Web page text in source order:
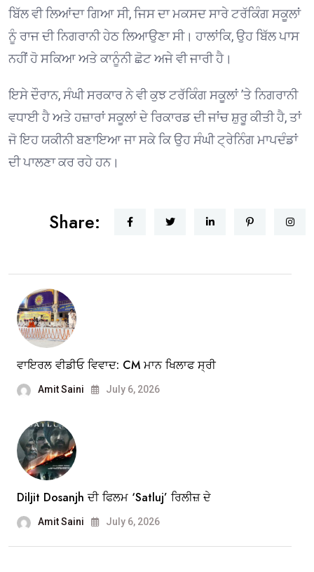
ਬਿੱਲ ਵੀ ਲਿਆਂਦਾ ਗਿਆ ਸੀ, ਜਿਸ ਦਾ ਮਕਸਦ ਸਾਰੇ ਟਰੱਕਿੰਗ ਸਕੂਲਾਂ
ਨੂੰ ਰਾਜ ਦੀ ਨਿਗਰਾਨੀ ਹੇਠ ਲਿਆਉਣਾ ਸੀ। ਹਾਲਾਂਕਿ, ਉਹ ਬਿੱਲ ਪਾਸ
ਨਹੀਂ ਹੋ ਸਕਿਆ ਅਤੇ ਕਾਨੂੰਨੀ ਛੋਟ ਅਜੇ ਵੀ ਜਾਰੀ ਹੈ।
ਇਸੇ ਦੌਰਾਨ, ਸੰਘੀ ਸਰਕਾਰ ਨੇ ਵੀ ਕੁਝ ਟਰੱਕਿੰਗ ਸਕੂਲਾਂ ’ਤੇ ਨਿਗਰਾਨੀ
ਵਧਾਈ ਹੈ ਅਤੇ ਹਜ਼ਾਰਾਂ ਸਕੂਲਾਂ ਦੇ ਰਿਕਾਰਡ ਦੀ ਜਾਂਚ ਸ਼ੁਰੂ ਕੀਤੀ ਹੈ, ਤਾਂ
ਜੋ ਇਹ ਯਕੀਨੀ ਬਣਾਇਆ ਜਾ ਸਕੇ ਕਿ ਉਹ ਸੰਘੀ ਟ੍ਰੇਨਿੰਗ ਮਾਪਦੰਡਾਂ
ਦੀ ਪਾਲਣਾ ਕਰ ਰਹੇ ਹਨ।
Share:
ਵਾਇਰਲ ਵੀਡੀਓ ਵਿਵਾਦ: CM ਮਾਨ ਖਿਲਾਫ ਸ੍ਰੀ
Amit Saini July 6, 2026
Diljit Dosanjh ਦੀ ਫਿਲਮ ‘Satluj’ ਰਿਲੀਜ਼ ਦੇ
Amit Saini July 6, 2026